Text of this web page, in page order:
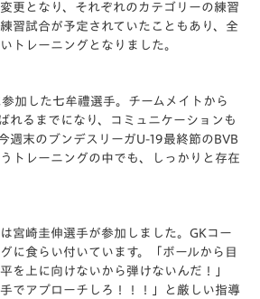
更となり、それぞれのカテゴリーの練習
習試合が予定されていたこともあり、全
トレーニングとなりました。
加した七牟禮選手。チームメイトから
れるまでになり、コミュニケーションも
週末のブンデスリーガU-19最終節のBVB
トレーニングの中でも、しっかりと存在
宮崎圭伸選手が参加しました。GKコー
に食らい付いています。「ボールから目
を上に向けないから弾けないんだ！」
でアプローチしろ！！！」と厳しい指導